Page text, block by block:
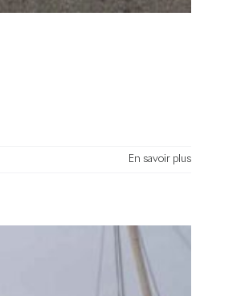
En savoir plus